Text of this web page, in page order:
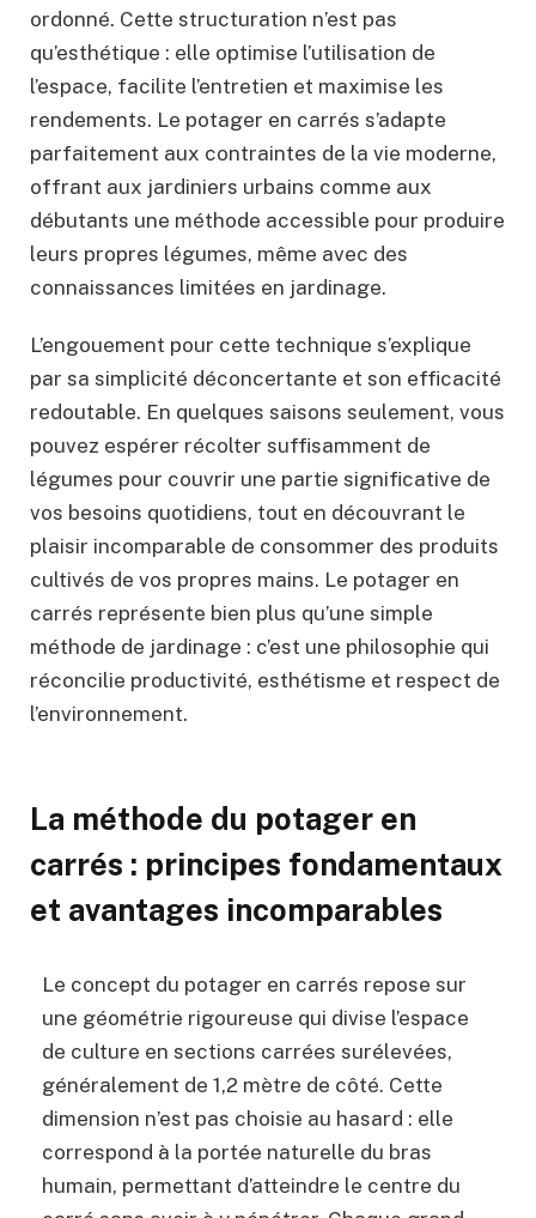
ordonné. Cette structuration n’est pas
qu’esthétique : elle optimise l’utilisation de
l’espace, facilite l’entretien et maximise les
rendements. Le potager en carrés s’adapte
parfaitement aux contraintes de la vie moderne,
offrant aux jardiniers urbains comme aux
débutants une méthode accessible pour produire
leurs propres légumes, même avec des
connaissances limitées en jardinage.
L’engouement pour cette technique s’explique
par sa simplicité déconcertante et son efficacité
redoutable. En quelques saisons seulement, vous
pouvez espérer récolter suffisamment de
légumes pour couvrir une partie significative de
vos besoins quotidiens, tout en découvrant le
plaisir incomparable de consommer des produits
cultivés de vos propres mains. Le potager en
carrés représente bien plus qu’une simple
méthode de jardinage : c’est une philosophie qui
réconcilie productivité, esthétisme et respect de
l’environnement.
La méthode du potager en
carrés : principes fondamentaux
et avantages incomparables
Le concept du potager en carrés repose sur
une géométrie rigoureuse qui divise l’espace
de culture en sections carrées surélevées,
généralement de 1,2 mètre de côté. Cette
dimension n’est pas choisie au hasard : elle
correspond à la portée naturelle du bras
humain, permettant d’atteindre le centre du